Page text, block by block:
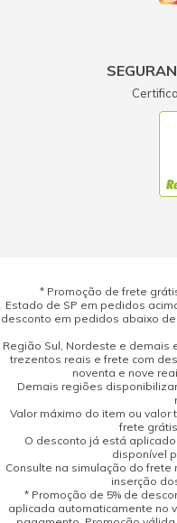
* Promoção de frete
Estado de SP em pedidos
desconto em pedidos abaixo
Região Sul, Nordeste e
trezentos reais e frete com
noventa e nove
Demais regiões
Valor máximo do item ou
frete
O desconto já está
disponível
Consulte na simulação do
inserção
* Promoção de 5% de
aplicada automaticamente no